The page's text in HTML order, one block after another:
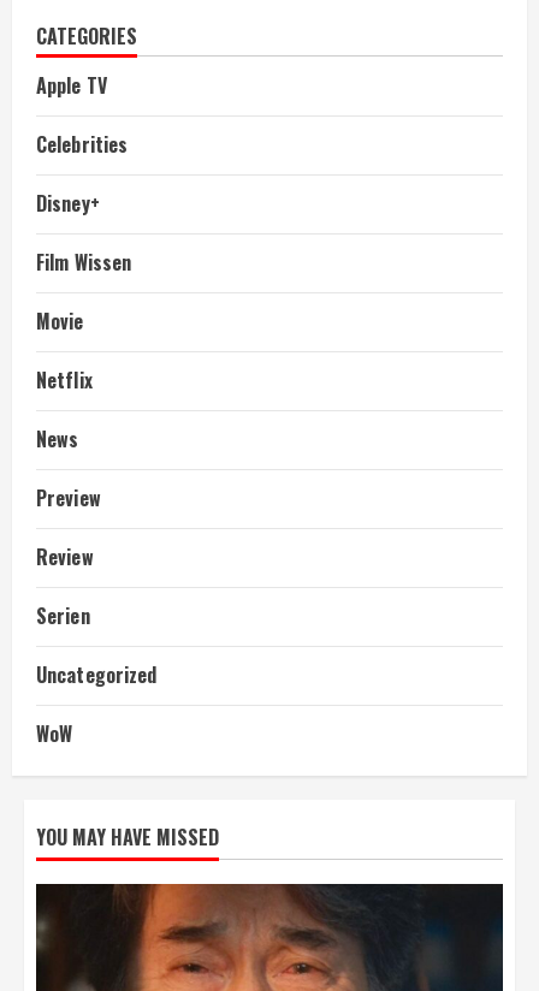
CATEGORIES
Apple TV
Celebrities
Disney+
Film Wissen
Movie
Netflix
News
Preview
Review
Serien
Uncategorized
WoW
YOU MAY HAVE MISSED